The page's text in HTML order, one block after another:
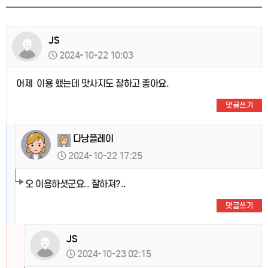
JS
2024-10-22 10:03
어제 이용 했는데 맛사지도 잘하고 좋아요.
댓글쓰기
다낭플레이
2024-10-22 17:25
오 이용하셧군요.. 잘하져?..
댓글쓰기
JS
2024-10-23 02:15